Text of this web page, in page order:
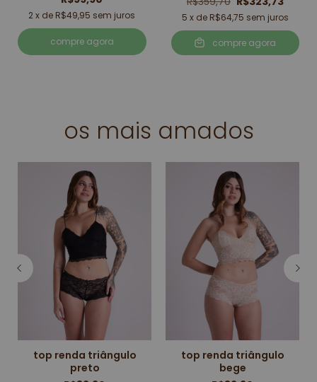
2x de R$49,95 sem juros
compre agora
5 x de R$64,75 sem juros
compre agora
os mais amados
top renda triângulo
preto
top renda triângulo
bege